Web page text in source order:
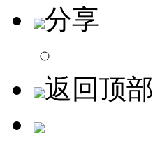
分享
返回顶部